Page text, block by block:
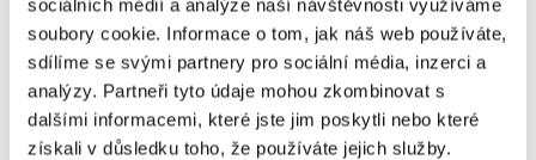
sociálních médií a analýze naší návštěvnosti využíváme
soubory cookie. Informace o tom, jak náš web používáte,
sdílíme se svými partnery pro sociální média, inzerci a
analýzy. Partneři tyto údaje mohou zkombinovat s
dalšími informacemi, které jste jim poskytli nebo které
získali v důsledku toho, že používáte jejich služby.
Pečeť zajišťuje integritu dokumentu podepsaného
elektronickým podpisem. Každý uzavřený dokument pak
potvrzuje
kvalifikované časové razítko
, které bezpečně
zaznamená čas uzavření dokumentu i u nezávislé certifikační
autority.